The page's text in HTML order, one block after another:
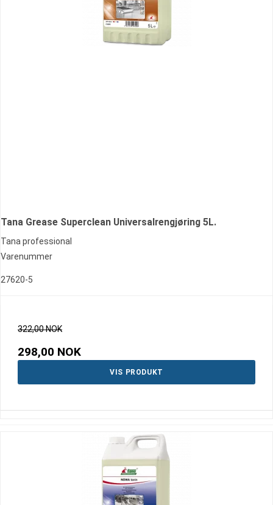
Tana Grease Superclean Universalrengjøring 5L.
Tana professional
Varenummer
27620-5
322,00 NOK
298,00 NOK
VIS PRODUKT